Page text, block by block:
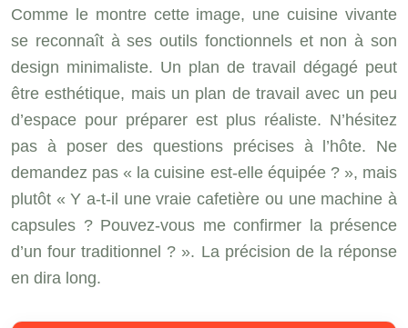
Comme le montre cette image, une cuisine vivante
se reconnaît à ses outils fonctionnels et non à son
design minimaliste. Un plan de travail dégagé peut
être esthétique, mais un plan de travail avec un peu
d’espace pour préparer est plus réaliste. N’hésitez
pas à poser des questions précises à l’hôte. Ne
demandez pas « la cuisine est-elle équipée ? », mais
plutôt « Y a-t-il une vraie cafetière ou une machine à
capsules ? Pouvez-vous me confirmer la présence
d’un four traditionnel ? ». La précision de la réponse
en dira long.